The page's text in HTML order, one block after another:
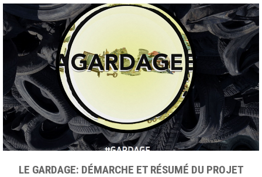
LE GARDAGE: DÉMARCHE ET RÉSUMÉ DU PROJET